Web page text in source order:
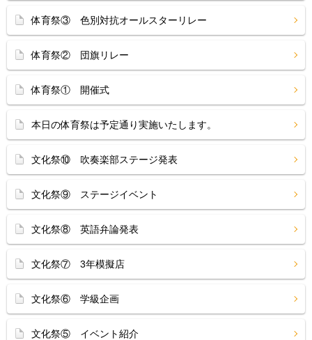
体育祭③ 色別対抗オールスターリレー
体育祭② 団旗リレー
体育祭① 開催式
本日の体育祭は予定通り実施いたします。
文化祭⑩ 吹奏楽部ステージ発表
文化祭⑨ ステージイベント
文化祭⑧ 英語弁論発表
文化祭⑦ 3年模擬店
文化祭⑥ 学級企画
文化祭⑤ イベント紹介